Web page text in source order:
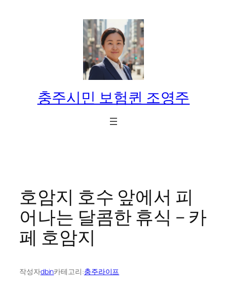
충주시민 보험퀸 조영주
호암지 호수 앞에서 피
어나는 달콤한 휴식 – 카
페 호암지
작성자dbin카테고리:충주라이프